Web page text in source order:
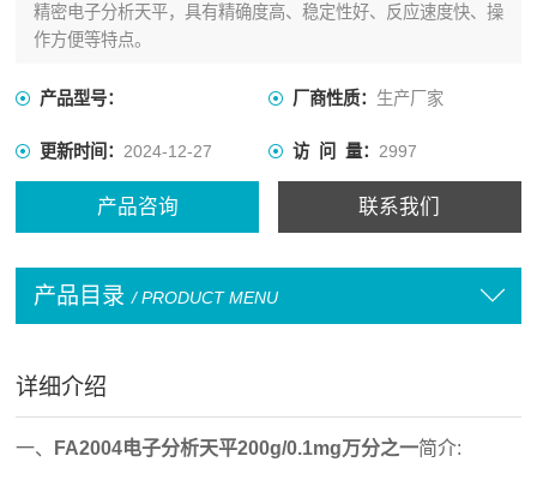
精密电子分析天平，具有精确度高、稳定性好、反应速度快、操
作方便等特点。
产品型号： 厂商性质： 生产厂家
更新时间：2024-12-27 访 问 量： 2997
产品咨询 联系我们
产品目录 / PRODUCT MENU
详细介绍
一、 FA2004电子分析天平200g/0.1mg万分之一简介: